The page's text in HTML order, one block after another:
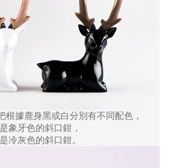
根據鹿身黑或白分別有不同配色，
象牙色的斜口鉗，
冷灰色的斜口鉗。